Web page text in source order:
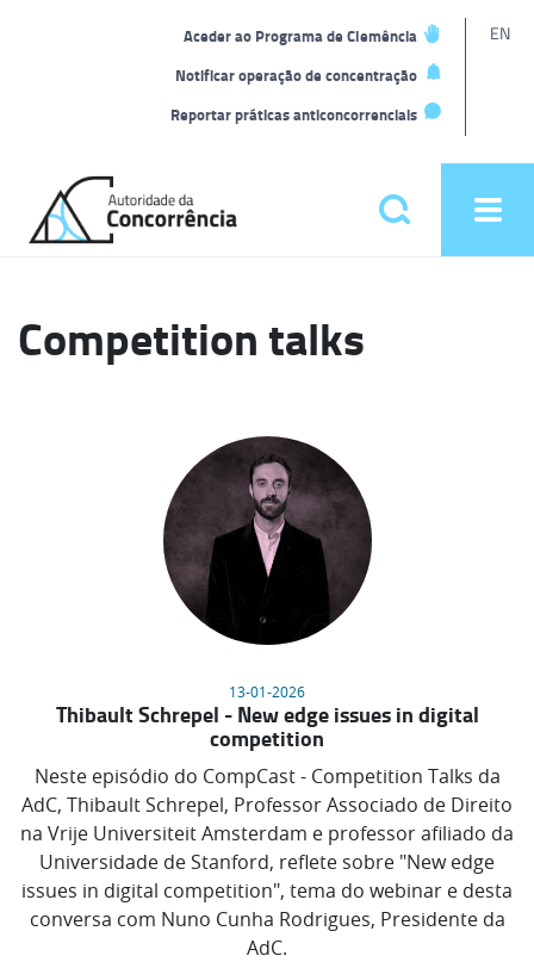
Aceder ao Programa de Clemência
Notificar operação de concentração
Reportar práticas anticoncorrenciais
EN
home
principal
Pesquisar
Competition talks
13-01-2026
Thibault Schrepel - New edge issues in digital
competition
Neste episódio do CompCast - Competition Talks da
AdC, Thibault Schrepel, Professor Associado de Direito
na Vrije Universiteit Amsterdam e professor afiliado da
Universidade de Stanford, reflete sobre "New edge
issues in digital competition", tema do webinar e desta
conversa com Nuno Cunha Rodrigues, Presidente da
AdC.